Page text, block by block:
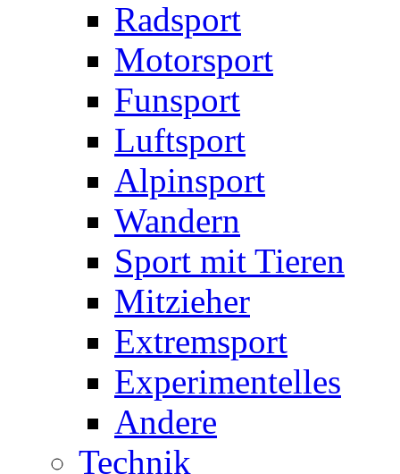
Radsport
Motorsport
Funsport
Luftsport
Alpinsport
Wandern
Sport mit Tieren
Mitzieher
Extremsport
Experimentelles
Andere
Technik